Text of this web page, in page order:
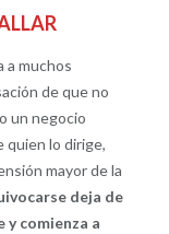
a muchos
de que no
un negocio
quien lo dirige,
mayor de la
deja de
comienza a